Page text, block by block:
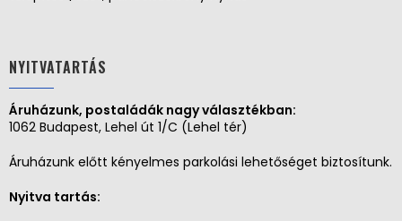
NYITVATARTÁS
Áruházunk, postaládák nagy választékban:
1062 Budapest, Lehel út 1/C (Lehel tér)
Áruházunk előtt kényelmes parkolási lehetőséget biztosítunk.
Nyitva tartás: